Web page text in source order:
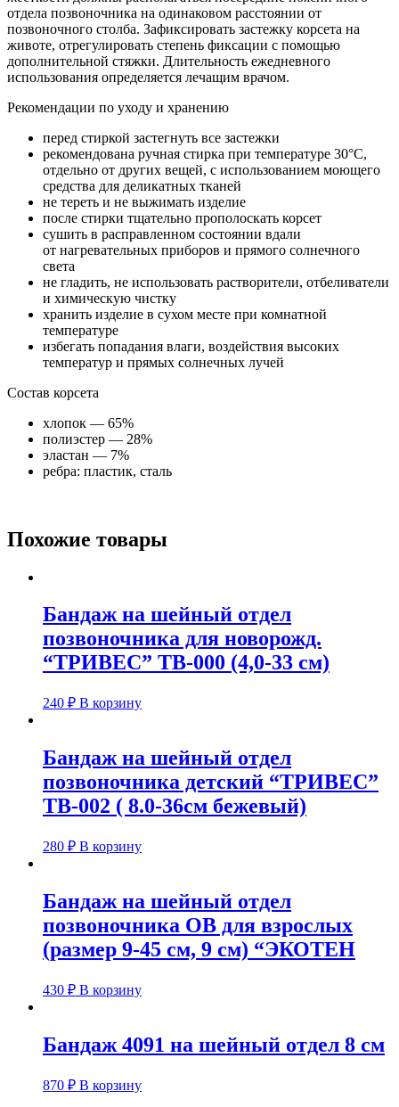
отдела позвоночника на одинаковом расстоянии от
позвоночного столба. Зафиксировать застежку корсета на
животе, отрегулировать степень фиксации с помощью
дополнительной стяжки. Длительность ежедневного
использования определяется лечащим врачом.
Рекомендации по уходу и хранению
перед стиркой застегнуть все застежки
рекомендована ручная стирка при температуре 30°C,
отдельно от других вещей, с использованием моющего
средства для деликатных тканей
не тереть и не выжимать изделие
после стирки тщательно прополоскать корсет
сушить в расправленном состоянии вдали
от нагревательных приборов и прямого солнечного
света
не гладить, не использовать растворители, отбеливатели
и химическую чистку
хранить изделие в сухом месте при комнатной
температуре
избегать попадания влаги, воздействия высоких
температур и прямых солнечных лучей
Состав корсета
хлопок — 65%
полиэстер — 28%
эластан — 7%
ребра: пластик, сталь
Похожие товары
Бандаж на шейный отдел
позвоночника для новорожд.
“ТРИВЕС” ТВ-000 (4,0-33 см)
240 ₽ В корзину
Бандаж на шейный отдел
позвоночника детский “ТРИВЕС”
ТВ-002 ( 8.0-36см бежевый)
280 ₽ В корзину
Бандаж на шейный отдел
позвоночника ОВ для взрослых
(размер 9-45 см, 9 см) “ЭКОТЕН
430 ₽ В корзину
Бандаж 4091 на шейный отдел 8 см
870 ₽ В корзину